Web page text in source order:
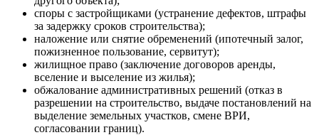
споры с застройщиками (устранение дефектов, штрафы
за задержку сроков строительства);
наложение или снятие обременений (ипотечный залог,
пожизненное пользование, сервитут);
жилищное право (заключение договоров аренды,
вселение и выселение из жилья);
обжалование административных решений (отказ в
разрешении на строительство, выдаче постановлений на
выделение земельных участков, смене ВРИ,
согласовании границ).